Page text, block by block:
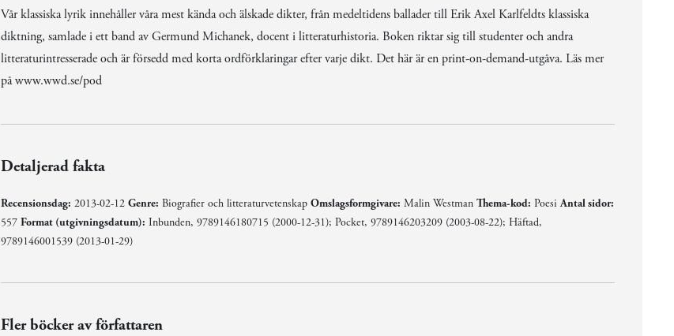
Vår klassiska lyrik innehåller våra mest kända och älskade dikter, från medeltidens ballader till Erik Axel Karlfeldts klassiska
diktning, samlade i ett band av Germund Michanek, docent i litteraturhistoria. Boken riktar sig till studenter och andra
litteraturintresserade och är försedd med korta ordförklaringar efter varje dikt. Det här är en print-on-demand-utgåva. Läs mer
på www.wwd.se/pod
Detaljerad fakta
Recensionsdag: 2013-02-12 Genre: Biografier och litteraturvetenskap Omslagsformgivare: Malin Westman Thema-kod: PoesiAntal sidor:
557 Format (utgivningsdatum): Inbunden, 9789146180715 (2000-12-31); Pocket, 9789146203209 (2003-08-22); Häftad,
9789146001539 (2013-01-29)
Fler böcker av författaren